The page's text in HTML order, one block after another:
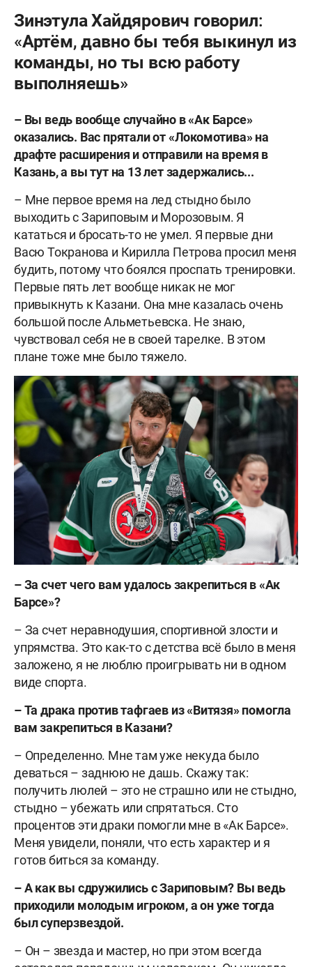
Зинэтула Хайдярович говорил:
«Артём, давно бы тебя выкинул из
команды, но ты всю работу
выполняешь»
– Вы ведь вообще случайно в «Ак Барсе»
оказались. Вас прятали от «Локомотива» на
драфте расширения и отправили на время в
Казань, а вы тут на 13 лет задержались...
– Мне первое время на лед стыдно было
выходить с Зариповым и Морозовым. Я
кататься и бросать-то не умел. Я первые дни
Васю Токранова и Кирилла Петрова просил меня
будить, потому что боялся проспать тренировки.
Первые пять лет вообще никак не мог
привыкнуть к Казани. Она мне казалась очень
большой после Альметьевска. Не знаю,
чувствовал себя не в своей тарелке. В этом
плане тоже мне было тяжело.
–За счет чего вам удалось закрепиться в «Ак
Барсе»?
– За счет неравнодушия, спортивной злости и
упрямства. Это как-то с детства всё было в меня
заложено, я не люблю проигрывать ни в одном
виде спорта.
–Та драка против тафгаев из «Витязя» помогла
вам закрепиться в Казани?
– Определенно. Мне там уже некуда было
деваться – заднюю не дашь. Скажу так:
получить люлей – это не страшно или не стыдно,
стыдно – убежать или спрятаться. Сто
процентов эти драки помогли мне в «Ак Барсе».
Меня увидели, поняли, что есть характер и я
готов биться за команду.
–А как вы сдружились с Зариповым? Вы ведь
приходили молодым игроком, а он уже тогда
был суперзвездой.
– Он – звезда и мастер, но при этом всегда